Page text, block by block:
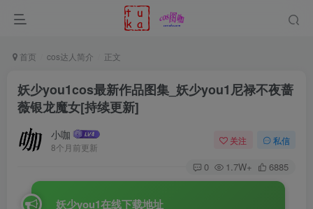
首页 cos达人简介 正文
妖少you1cos最新作品图集_妖少you1尼禄不夜蔷
薇银龙魔女[持续更新]
小咖
8个月前更新
关注 私信
0 1.7W+ 6885
妖少you1在线下载地址